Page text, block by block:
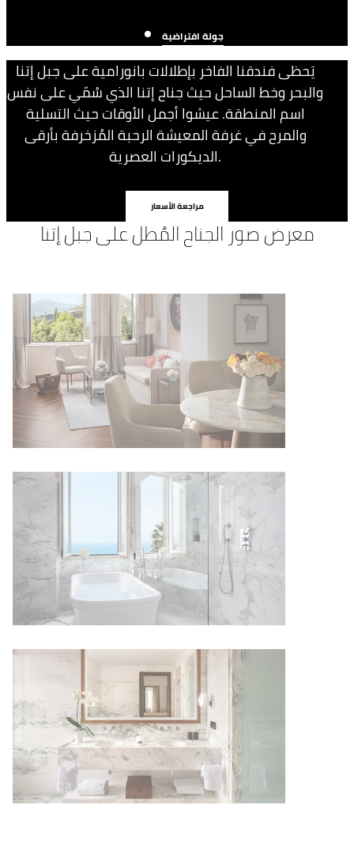
جولة افتراضية
يَحظى فندقنا الفاخر بإطلالات بانورامية على جبل إتنا
والبحر وخط الساحل حيث جناح إتنا الذي سُمّي على نفس
اسم المنطقة. عيشوا أجمل الأوقات حيث التسلية
والمرح في غرفة المعيشة الرحبة المُزخرفة بأرقى
الديكورات العصرية.
مراجعة الأسعار
معرض صور الجناح المُطل على جبل إتنا